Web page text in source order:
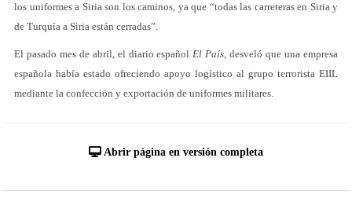
los uniformes a Siria son los caminos, ya que “todas las carreteras en Siria y
de Turquía a Siria están cerradas”.
El pasado mes de abril, el diario español El País , desveló que una empresa
española había estado ofreciendo apoyo logístico al grupo terrorista EIIL
mediante la confección y exportación de uniformes militares.
Abrir página en versión completa